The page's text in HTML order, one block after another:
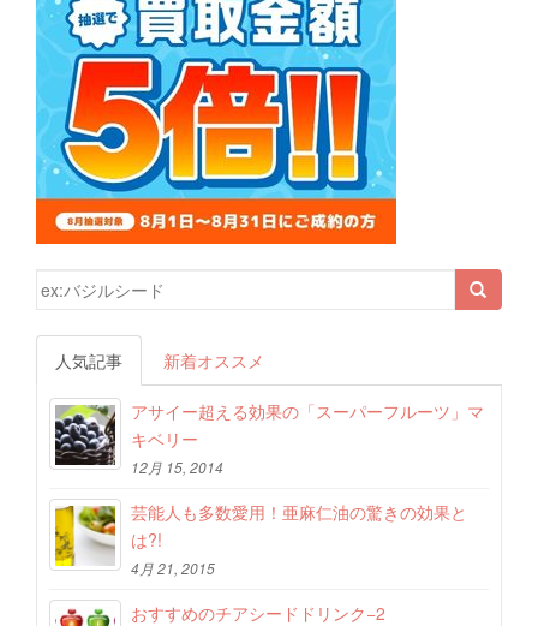
検索結果:
人気記事 新着オススメ
アサイー超える効果の「スーパーフルーツ」マ
キベリー
12月 15, 2014
芸能人も多数愛用！亜麻仁油の驚きの効果と
は?!
4月 21, 2015
おすすめのチアシードドリンク−2